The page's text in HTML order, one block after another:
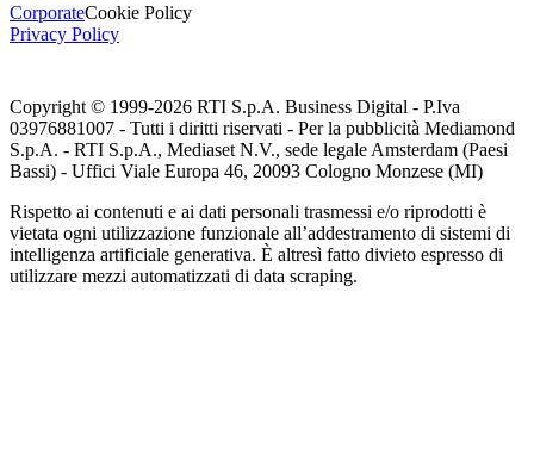
CorporateCookie Policy
Privacy Policy
Copyright © 1999-2026 RTI S.p.A. Business Digital - P.Iva
03976881007 - Tutti i diritti riservati - Per la pubblicità Mediamond
S.p.A. - RTI S.p.A., Mediaset N.V., sede legale Amsterdam (Paesi
Bassi) - Uffici Viale Europa 46, 20093 Cologno Monzese (MI)
Rispetto ai contenuti e ai dati personali trasmessi e/o riprodotti è
vietata ogni utilizzazione funzionale all’addestramento di sistemi di
intelligenza artificiale generativa. È altresì fatto divieto espresso di
utilizzare mezzi automatizzati di data scraping.